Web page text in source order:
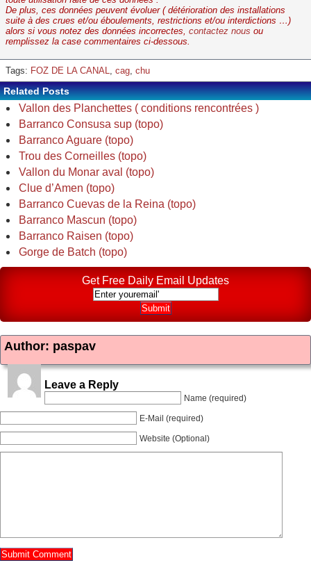
De plus, ces données peuvent évoluer ( détérioration des installations
suite à des crues et/ou éboulements, restrictions et/ou interdictions …)
alors si vous notez des données incorrectes, contactez nous ou
remplissez la case commentaires ci-dessous.
Tags: FOZ DE LA CANAL, cag, chu
Related Posts
Vallon des Planchettes ( conditions rencontrées )
Barranco Consusa sup (topo)
Barranco Aguare (topo)
Trou des Corneilles (topo)
Vallon du Monar aval (topo)
Clue d’Amen (topo)
Barranco Cuevas de la Reina (topo)
Barranco Mascun (topo)
Barranco Raisen (topo)
Gorge de Batch (topo)
Get Free Daily Email Updates
Author: paspav
Leave a Reply
Name (required)
E-Mail (required)
Website (Optional)